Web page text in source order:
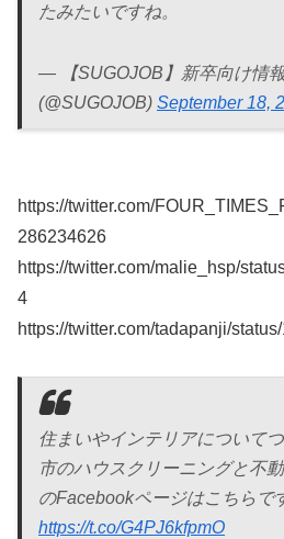
たみたいですね。
— 【SUGOJOB】新卒向け情
(@SUGOJOB) September 18,
https://twitter.com/
286234626
https://twitter.com/malie_hsp/
4
https://twitter.com/tadapanji/
住まいやインテリアについて
市のハウスクリーニングと不
のFacebookページはこちらで
https://t.co/G4PJ6kfpmO